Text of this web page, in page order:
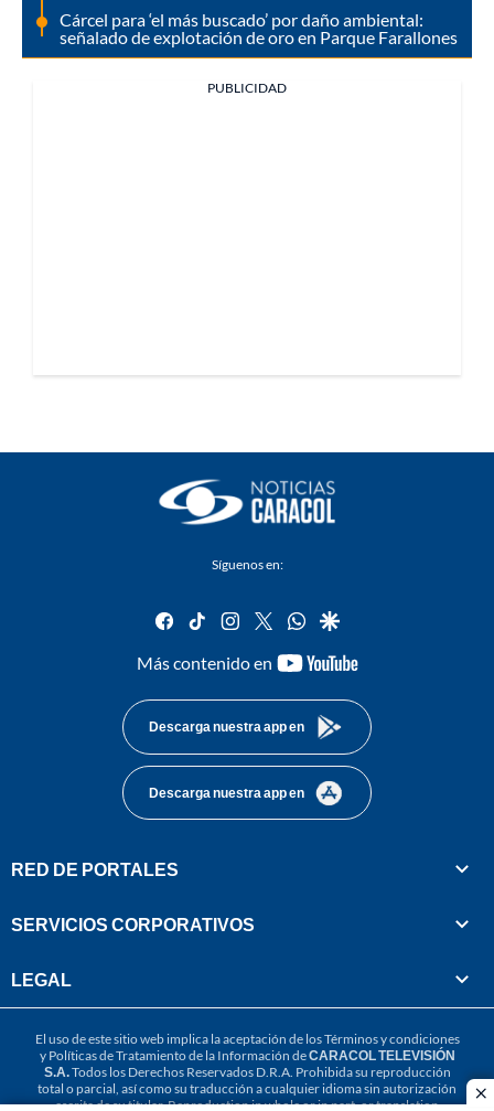
Cárcel para ‘el más buscado’ por daño ambiental:
señalado de explotación de oro en Parque Farallones
PUBLICIDAD
Síguenos en:
facebook
tiktok instagram
twitterwhatsapp
google
Más contenido en
youtube-
Descarga nuestra app en
Descarga nuestra app en
RED DE PORTALES
SERVICIOS CORPORATIVOS
LEGAL
El uso de este sitio web implica la aceptación de losTérminos y condiciones
y Políticas de Tratamiento de la Información deCARACOL TELEVISIÓN
S.A.Todos los Derechos Reservados D.R.A. Prohibida su reproducción
total o parcial, así como su traducción a cualquier idioma sin autorización
escrita de su titular. Reproduction in whole or in part, or translation